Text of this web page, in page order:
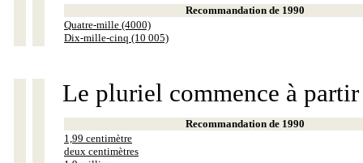
Recommandation de 1990
Quatre-mille (4000)
Dix-mille-cinq (10 005)
Le pluriel commence à
Recommandation de 1990
1,99 centimètre
deux centimètres